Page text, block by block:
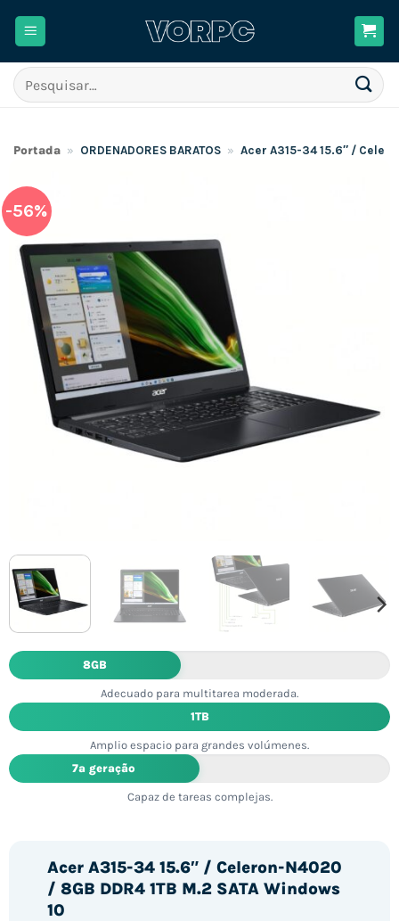
Pesquisar
por:
Portada » ORDENADORES BARATOS » Acer A315-34 15.6″ /
-56%
8GB
Adecuado para multitarea moderada.
1TB
Amplio espacio para grandes volúmenes.
7ª geração
Capaz de tareas complejas.
Acer A315-34 15.6″ / Celeron-N4020
/ 8GB DDR4 1TB M.2 SATA Windows
10